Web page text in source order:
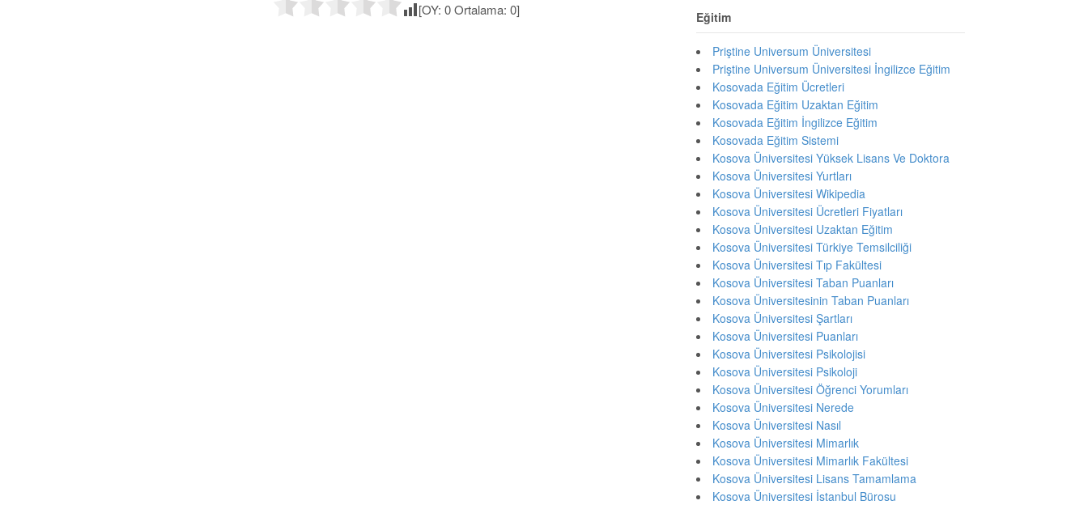
[OY: 0Ortalama: 0] Eğitim
Priştine Universum Üniversitesi
Priştine Universum Üniversitesi İngilizce Eğitim
Kosovada Eğitim Ücretleri
Kosovada Eğitim Uzaktan Eğitim
Kosovada Eğitim İngilizce Eğitim
Kosovada Eğitim Sistemi
Kosova Üniversitesi Yüksek Lisans Ve Doktora
Kosova Üniversitesi Yurtları
Kosova Üniversitesi Wikipedia
Kosova Üniversitesi Ücretleri Fiyatları
Kosova Üniversitesi Uzaktan Eğitim
Kosova Üniversitesi Türkiye Temsilciliği
Kosova Üniversitesi Tıp Fakültesi
Kosova Üniversitesi Taban Puanları
Kosova Üniversitesinin Taban Puanları
Kosova Üniversitesi Şartları
Kosova Üniversitesi Puanları
Kosova Üniversitesi Psikolojisi
Kosova Üniversitesi Psikoloji
Kosova Üniversitesi Öğrenci Yorumları
Kosova Üniversitesi Nerede
Kosova Üniversitesi Nasıl
Kosova Üniversitesi Mimarlık
Kosova Üniversitesi Mimarlık Fakültesi
Kosova Üniversitesi Lisans Tamamlama
Kosova Üniversitesi İstanbul Bürosu